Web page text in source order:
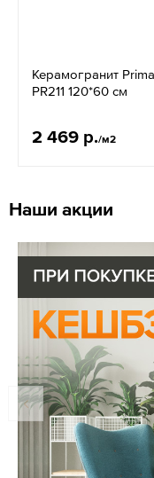
Керамогранит
PR211 120*60 см
2 469 р./м2
Наши акции